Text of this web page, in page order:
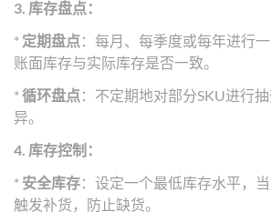
3. 库存盘点：
* 定期盘点 ：每月、每季度或每年进行
账面库存与实际库存是否一致。
*循环盘点 ：不定期地对部分SKU进行
异。
4. 库存控制：
* 安全库存：设定一个最低库存水平，
触发补货，防止缺货。